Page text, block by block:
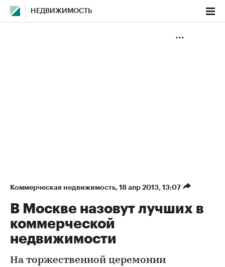
НЕДВИЖИМОСТЬ
Коммерческая недвижимость⁠, 18 апр 2013, 13:07
В Москве назовут лучших в
коммерческой
недвижимости
На торжественной церемонии